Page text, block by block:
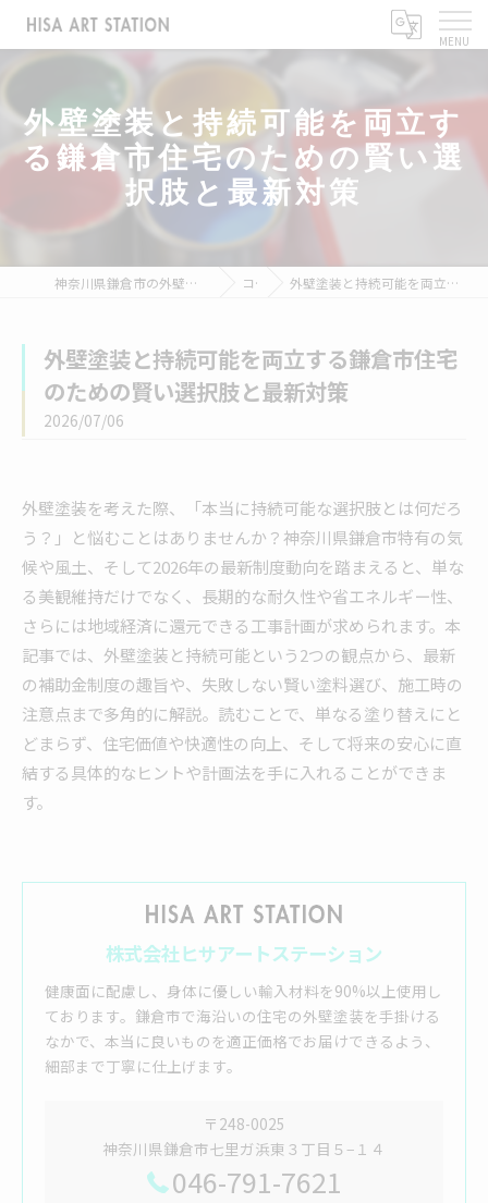
外壁塗装と持続可能を両立す
る鎌倉市住宅のための賢い選
択肢と最新対策
神奈川県鎌倉市の外壁塗装なら株式会社ヒサアートステーション コラム 外壁塗装と持続可能を両立する鎌倉市住宅のための賢い選択肢と最新対策
外壁塗装と持続可能を両立する鎌倉市住宅
のための賢い選択肢と最新対策
2026/07/06
外壁塗装を考えた際、「本当に持続可能な選択肢とは何だろ
う？」と悩むことはありませんか？神奈川県鎌倉市特有の気
候や風土、そして2026年の最新制度動向を踏まえると、単な
る美観維持だけでなく、長期的な耐久性や省エネルギー性、
さらには地域経済に還元できる工事計画が求められます。本
記事では、外壁塗装と持続可能という2つの観点から、最新
の補助金制度の趣旨や、失敗しない賢い塗料選び、施工時の
注意点まで多角的に解説。読むことで、単なる塗り替えにと
どまらず、住宅価値や快適性の向上、そして将来の安心に直
結する具体的なヒントや計画法を手に入れることができま
す。
株式会社ヒサアートステーション
健康面に配慮し、身体に優しい輸入材料を90%以上使用し
ております。鎌倉市で海沿いの住宅の外壁塗装を手掛ける
なかで、本当に良いものを適正価格でお届けできるよう、
細部まで丁寧に仕上げます。
〒248-0025
神奈川県鎌倉市七里ガ浜東３丁目５−１４
046-791-7621